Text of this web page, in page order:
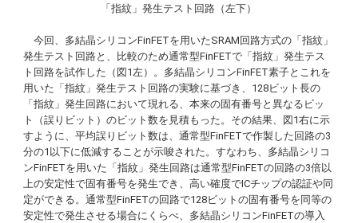
「指紋」発生テスト回路（左下）
今回、多結晶シリコンFinFETを用いたSRAM回路方式の「指紋」
発生テスト回路と、比較のため通常型FinFETで「指紋」発生テス
ト回路を試作した（図1左）。多結晶シリコンFinFET素子とこれを
用いた「指紋」発生テスト回路の実験に基づき、128ビット長の
「指紋」発生回路において現れる、本来の固有番号と異なるビッ
ト（誤りビット）のビット数を見積もった。その結果、図1右に示
すように、平均誤りビット数は、通常型FinFETで作製した回路の3
分の1以下に低減することが示唆された。すなわち、多結晶シリコ
ンFinFETを用いた「指紋」発生回路は通常型FinFETの回路の3倍以
上の安定性で固有番号を発生でき、高い確度でICチップの認証や同
定ができる。通常型FinFETの回路で128ビットの固有番号を同等の
安定性で発生させる場合にくらべ、多結晶シリコンFinFETの導入